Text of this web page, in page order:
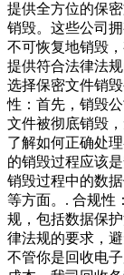
提供全方位的保
销毁。这些公司
不可恢复地销毁
提供符合法律法
选择保密文件销
性：首先，销毁
文件被彻底销毁
了解如何正确处
的销毁过程应该
销毁过程中的数
等方面。. 合规性
规，包括数据保
律法规的要求，
不管你是回收电